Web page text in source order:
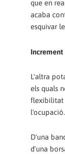
que en
acaba
esquivar
L'altra
els quals
flexibilitat
l'ocupació.
D'una
d'una